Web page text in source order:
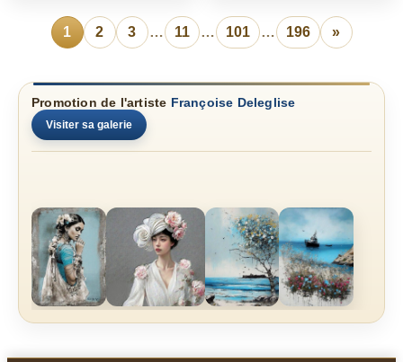
1 2 3 … 11 … 101 … 196 »
Promotion de l'artiste Françoise Deleglise
Visiter sa galerie